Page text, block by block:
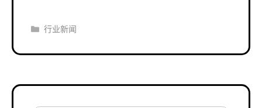
分
行业新闻